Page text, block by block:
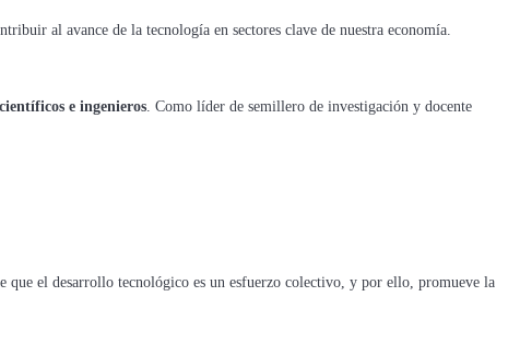
al avance de la tecnología en sectores clave de nuestra economía.
e ingenieros. Como líder de semillero de investigación y docente
el desarrollo tecnológico es un esfuerzo colectivo, y por ello, promueve la